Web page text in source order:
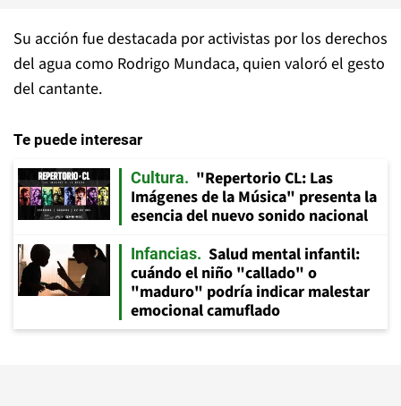
Su acción fue destacada por activistas por los derechos
del agua como Rodrigo Mundaca, quien valoró el gesto
del cantante.
Te puede interesar
Cultura
"Repertorio CL: Las
Imágenes de la Música" presenta la
esencia del nuevo sonido nacional
Infancias
Salud mental infantil:
cuándo el niño "callado" o
"maduro" podría indicar malestar
emocional camuflado